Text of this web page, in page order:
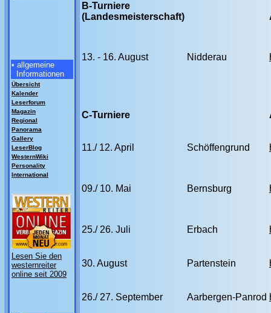
• allgemeine
Informationen
Übersicht
Kalender
Leserforum
Magazin
Regional
Panorama
Gallery
LeserBlog
WesternWiki
Personality
International
Lesen Sie den
westernreiter
online seit 2009
B-Turniere
(Landesmeisterschaft)
13. - 16. August Nidderau
C-Turniere
11./ 12. April Schöffengrund
09./ 10. Mai Bernsburg
25./ 26. Juli Erbach
30. August Partenstein
26./ 27. September Aarbergen-Panrod